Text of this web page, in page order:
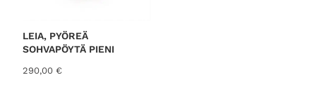
LEIA, PYÖREÄ
SOHVAPÖYTÄ PIENI
290,00 €